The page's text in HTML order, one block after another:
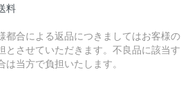
料
都合による返品につきましてはお客様の
とさせていただきます。不良品に該当す
は当方で負担いたします。